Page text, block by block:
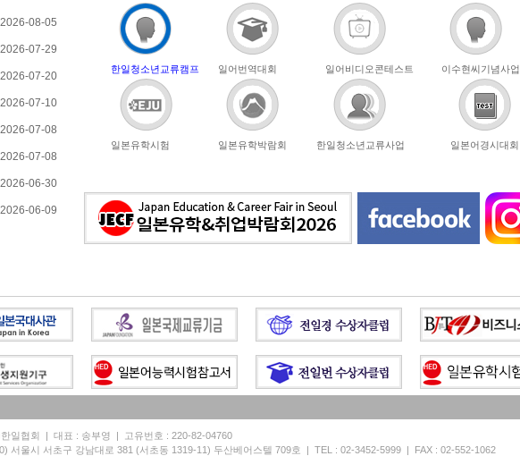
2026-08-05
2026-07-29
2026-07-20
2026-07-10
2026-07-08
2026-07-08
2026-06-30
2026-06-09
한일청소년교류캠프 일어번역대회 일어비디오콘테스트 이수현씨기념사업
일본유학시험 일본유학박람회 한일청소년교류사업 일본어경시대회
한일협회 | 대표 : 송부영 | 고유번호 : 220-82-04760
서울시 서초구 강남대로 381 (서초동 1319-11) 두산베어스텔 709호 | TEL : 02-3452-5999 | FAX : 02-552-1062